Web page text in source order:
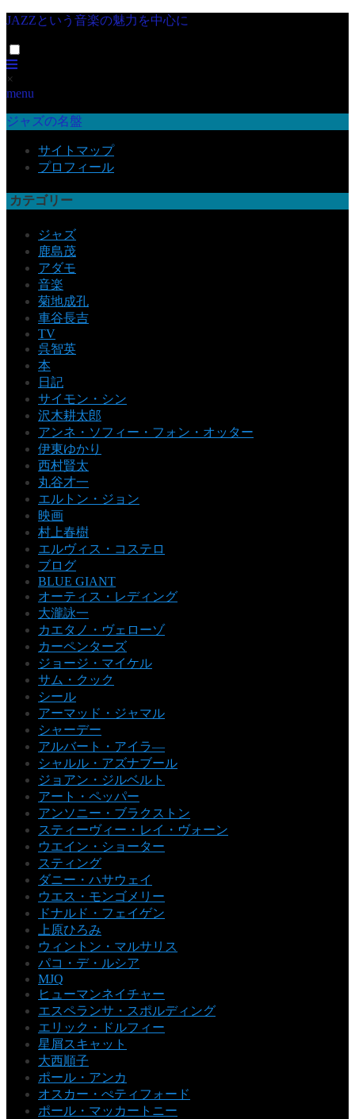
JAZZという音楽の魅力を中心に
×
menu
ジャズの名盤
サイトマップ
プロフィール
カテゴリー
ジャズ
鹿島茂
アダモ
音楽
菊地成孔
車谷長吉
TV
呉智英
本
日記
サイモン・シン
沢木耕太郎
アンネ・ソフィー・フォン・オッター
伊東ゆかり
西村賢太
丸谷才一
エルトン・ジョン
映画
村上春樹
エルヴィス・コステロ
ブログ
BLUE GIANT
オーティス・レディング
大瀧詠一
カエタノ・ヴェローゾ
カーペンターズ
ジョージ・マイケル
サム・クック
シール
アーマッド・ジャマル
シャーデー
アルバート・アイラ―
シャルル・アズナブール
ジョアン・ジルベルト
アート・ペッパー
アンソニー・ブラクストン
スティーヴィー・レイ・ヴォーン
ウエイン・ショーター
スティング
ダニー・ハサウェイ
ウエス・モンゴメリー
ドナルド・フェイゲン
上原ひろみ
ウィントン・マルサリス
パコ・デ・ルシア
MJQ
ヒューマンネイチャー
エスペランサ・スポルディング
エリック・ドルフィー
星屑スキャット
大西順子
ポール・アンカ
オスカー・ぺティフォード
ポール・マッカートニー